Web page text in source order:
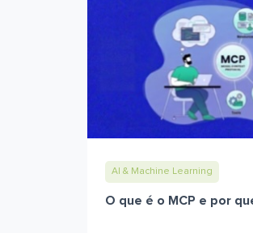
AI & Machine Learning
O que é o MCP e por